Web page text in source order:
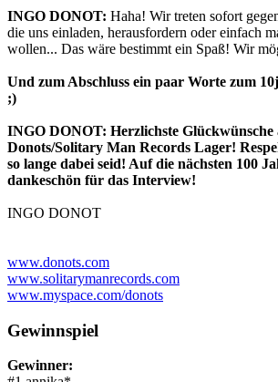
INGO DONOT: Haha! Wir treten sofort
die uns einladen, herausfordern oder einfach
wollen... Das wäre bestimmt ein Spaß! Wir
Und zum Abschluss ein paar Worte zum
;)
INGO DONOT: Herzlichste Glückwünsche
Donots/Solitary Man Records Lager!
so lange dabei seid! Auf die nächsten 100
dankeschön für das Interview!
INGO DONOT
www.donots.com
www.solitarymanrecords.com
www.myspace.com/donots
Gewinnspiel
Gewinner: